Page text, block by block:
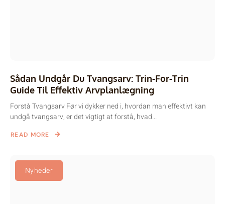
Sådan Undgår Du Tvangsarv: Trin-For-Trin
Guide Til Effektiv Arvplanlægning
Forstå Tvangsarv Før vi dykker ned i, hvordan man effektivt kan
undgå tvangsarv, er det vigtigt at forstå, hvad...
READ MORE
Nyheder